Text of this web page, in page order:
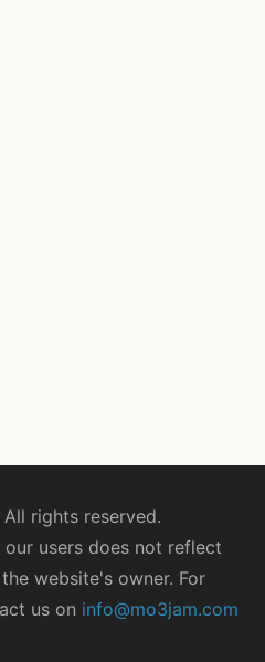
rights reserved.
users does not reflect
website's owner. For
us on info@mo3jam.com